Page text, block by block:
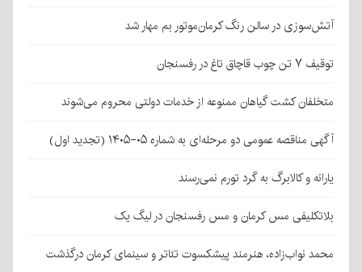
آتش‌سوزی در سالن رنگ کرمان‌موتور بم مهار شد
توقیف ۷ تن چوب قاچاق تاغ در رفسنجان
متخلفان کشت گیاهان ممنوعه از خدمات دولتی محروم می‌شوند
آگهی مناقصه عمومی دو مرحله‌ای به شماره ۰۵-۱۴۰۵ (تجدید اول)
یارانه و کالابرگ به گرد تورم نمی‌رسند
بلاتکلیفی مس کرمان و مس رفسنجان در لیگ یک
محمد نواب‌زاده، هنرمند پیشکسوت تئاتر و سینمای کرمان درگذشت